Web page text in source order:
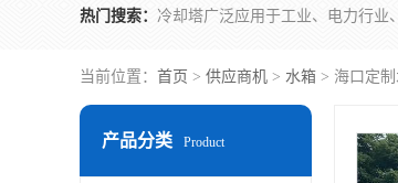
热门搜索：
当前位置： 首页 > 供应商机 > 水箱 > 海口定
产品分类 Product